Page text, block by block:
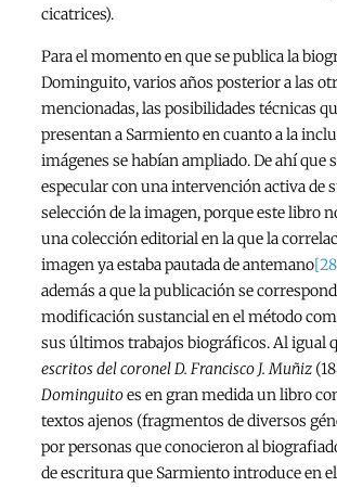
cicatrices).
Para el momento en que se publica la
Dominguito, varios años posterior a las
mencionadas, las posibilidades técnicas
presentan a Sarmiento en cuanto a la
imágenes se habían ampliado. De ahí que
especular con una intervención activa de
selección de la imagen, porque este libro
una colección editorial en la que la
imagen ya estaba pautada de antemano
además a que la publicación se
modificación sustancial en el método
sus últimos trabajos biográficos. Al igual
escritos del coronel D. Francisco J. Muñiz
Dominguitoes en gran medida un libro
textos ajenos (fragmentos de diversos
por personas que conocieron al
de escritura que Sarmiento introduce en